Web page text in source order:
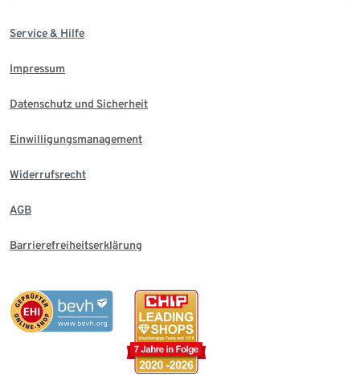
Service & Hilfe
Impressum
Datenschutz und Sicherheit
Einwilligungsmanagement
Widerrufsrecht
AGB
Barrierefreiheitserklärung